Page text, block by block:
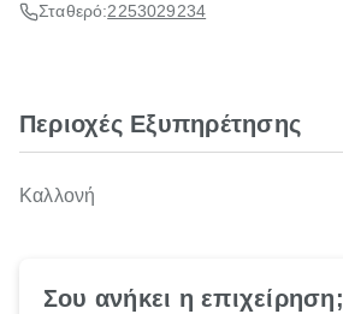
Σταθερό:2253029234
Περιοχές Εξυπηρέτησης
Καλλονή
Σου ανήκει η επιχείρηση;